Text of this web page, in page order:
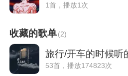
1首，播放1次
收藏的歌单(2)
旅行/开车的时候听
53首，播放174823次